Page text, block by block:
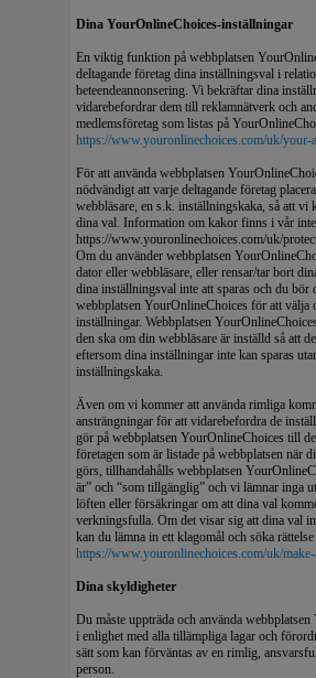
Dina YourOnlineChoices-inställningar
En viktig funktion på webbplatsen
deltagande företag dina inställningsval i
beteendeannonsering. Vi bekräftar dina
vidarebefordrar dem till reklamnätverk och
medlemsföretag som listas på
https://www.youronlinechoices.com/uk/your-
För att använda webbplatsen
nödvändigt att varje deltagande företag
webbläsare, en s.k. inställningskaka, så att vi
dina val. Information om kakor finns i vår
https://www.youronlinechoices.com/uk/
Om du använder webbplatsen
dator eller webbläsare, eller rensar/tar bort
dina inställningsval inte att sparas och du bör
webbplatsen YourOnlineChoices för att välja
inställningar. Webbplatsen
den ska om din webbläsare är inställd så att
eftersom dina inställningar inte kan sparas
inställningskaka.
Även om vi kommer att använda rimliga
ansträngningar för att vidarebefordra de
gör på webbplatsen YourOnlineChoices till
företagen som är listade på webbplatsen när
görs, tillhandahålls webbplatsen
är” och “som tillgänglig” och vi lämnar inga
löften eller försäkringar om att dina val
verkningsfulla. Om det visar sig att dina val
kan du lämna in ett klagomål och söka
https://www.youronlinechoices.com/uk/
Dina skyldigheter
Du måste uppträda och använda
i enlighet med alla tillämpliga lagar och
sätt som kan förväntas av en rimlig,
person.